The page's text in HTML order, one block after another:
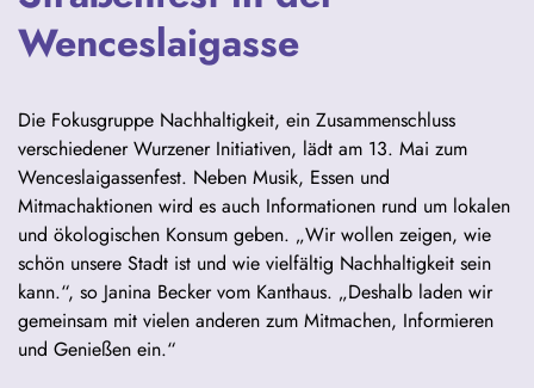
Wenceslaigasse
Die Fokusgruppe Nachhaltigkeit, ein Zusammenschluss
verschiedener Wurzener Initiativen, lädt am 13. Mai zum
Wenceslaigassenfest. Neben Musik, Essen und
Mitmachaktionen wird es auch Informationen rund um lokalen
und ökologischen Konsum geben. „Wir wollen zeigen, wie
schön unsere Stadt ist und wie vielfältig Nachhaltigkeit sein
kann.“, so Janina Becker vom Kanthaus. „Deshalb laden wir
gemeinsam mit vielen anderen zum Mitmachen, Informieren
und Genießen ein.“